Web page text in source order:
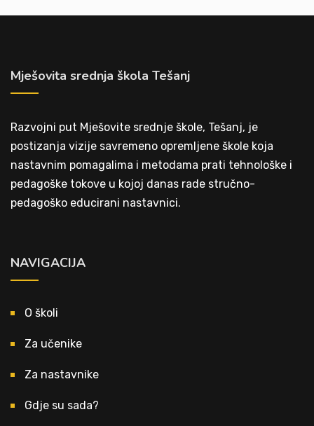
Mješovita srednja škola Tešanj
Razvojni put Mješovite srednje škole, Tešanj, je
postizanja vizije savremeno opremljene škole koja
nastavnim pomagalima i metodama prati tehnološke i
pedagoške tokove u kojoj danas rade stručno-
pedagoško educirani nastavnici.
NAVIGACIJA
O školi
Za učenike
Za nastavnike
Gdje su sada?